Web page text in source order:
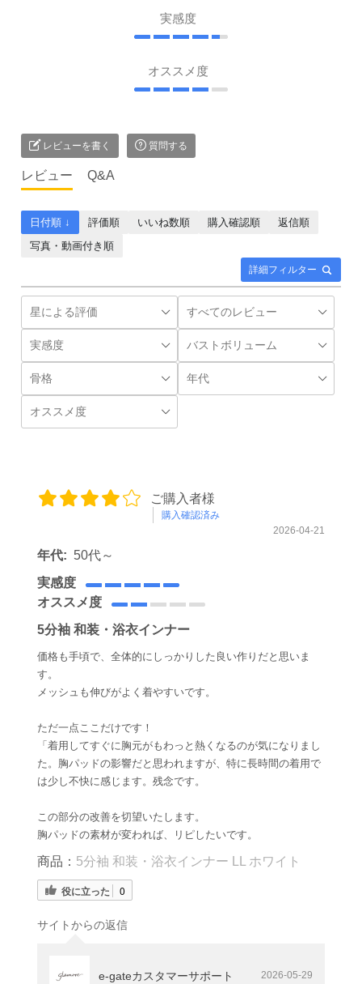
実感度
オススメ度
レビューを書く 質問する
レビュー Q&A
詳細フィルター
日付順 ↓ 評価順 いいね数順 購入確認順
返信順
写真・動画付き順
ご購入者様
購入確認済み
2026-04-21
年代: 50代～
実感度
オススメ度
5分袖 和装・浴衣インナー
価格も手頃で、全体的にしっかりした良い作りだと思いま
す。
メッシュも伸びがよく着やすいです。
ただ一点ここだけです！
「着用してすぐに胸元がもわっと熱くなるのが気になりまし
た。胸パッドの影響だと思われますが、特に長時間の着用で
は少し不快に感じます。残念です。
この部分の改善を切望いたします。
胸パッドの素材が変われば、リピしたいです。
商品： 5分袖 和装・浴衣インナー LL ホワイト
役に立った 0
サイトからの返信
e-gateカスタマーサポート 2026-05-29